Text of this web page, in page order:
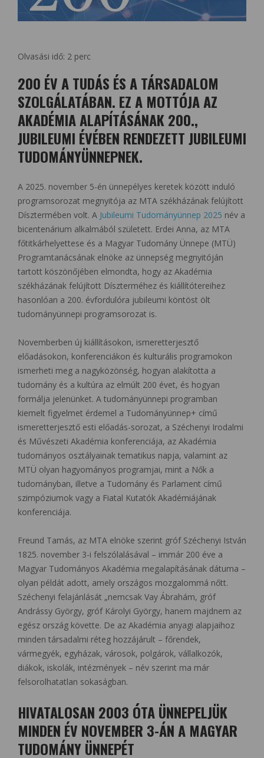
Olvasási idő: 2 perc
200 ÉV A TUDÁS ÉS A TÁRSADALOM
SZOLGÁLATÁBAN. EZ A MOTTÓJA AZ
AKADÉMIA ALAPÍTÁSÁNAK 200.,
JUBILEUMI ÉVÉBEN RENDEZETT JUBILEUMI
TUDOMÁNYÜNNEPNEK.
A 2025. november 5-én ünnepélyes keretek között induló
programsorozat megnyitója az MTA székházának felújított
Dísztermében volt. A Jubileumi Tudományünnep 2025 név a
bicentenárium alkalmából született. Erdei Anna, az MTA
főtitkárhelyettese és a Magyar Tudomány Ünnepe (MTÜ)
Programtanácsának elnöke az ünnepség megnyitóján
tartott köszönőjében elmondta, hogy az Akadémia
székházának felújított Díszterméhez és kiállítótereihez
hasonlóan a 200. évfordulóra jubileumi köntöst ölt
tudományünnepi programsorozat is.
Novemberben új kiállításokon, ismeretterjesztő
előadásokon, konferenciákon és kulturális programokon
ismerheti meg a nagyközönség, hogyan alakította a
tudomány és a kultúra az elmúlt 200 évet, és hogyan
formálja jelenünket. A tudományünnepi programban
kiemelt figyelmet érdemel a Tudományünnep+ című
ismeretterjesztő esti előadás-sorozat, a Széchenyi Irodalmi
és Művészeti Akadémia konferenciája, az Akadémia
tudományos osztályainak tematikus napja, valamint az
MTÜ olyan hagyományos programjai, mint a Nők a
tudományban, illetve a Tudomány és Parlament című
szimpóziumok vagy a Fiatal Kutatók Akadémiájának
konferenciája.
Freund Tamás, az MTA elnöke szerint gróf Széchenyi István
1825. november 3-i felszólalásával – immár 200 éve a
Magyar Tudományos Akadémia megalapításának dátuma –
olyan példát adott, amely országos mozgalommá nőtt.
Széchenyi felajánlását „nemcsak Vay Ábrahám, gróf
Andrássy György, gróf Károlyi György, hanem majdnem az
egész ország követte. De az Akadémia anyagi alapjaihoz
minden társadalmi réteg hozzájárult – főrendek,
vármegyék, egyházak, városok, polgárok, vállalkozók,
diákok, iskolák, intézmények – név szerint ma már
felsorolhatatlan sokaságban.
HIVATALOSAN 2003 ÓTA ÜNNEPELJÜK
MINDEN ÉV NOVEMBER 3-ÁN A MAGYAR
TUDOMÁNY ÜNNEPÉT